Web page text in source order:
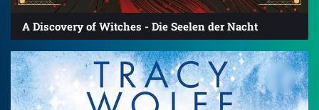
A Discovery of Witches - Die Seelen der Nacht